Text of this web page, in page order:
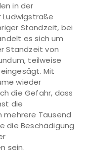
in der
Standzeit, bei
es sich um
Standzeit von
teilweise
Mit
wieder
die Gefahr, dass
die
mehrere Tausend
die Beschädigung
sein.